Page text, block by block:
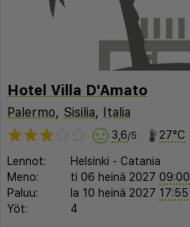
Hotel Villa D'Amato
Palermo, Sisilia, Italia
3,6/5 27°C
Lennot: Helsinki - Catania
Meno:
ti 06 heinä 2027 09:00
Paluu:
la 10 heinä 2027 17:55
Yöt:
4